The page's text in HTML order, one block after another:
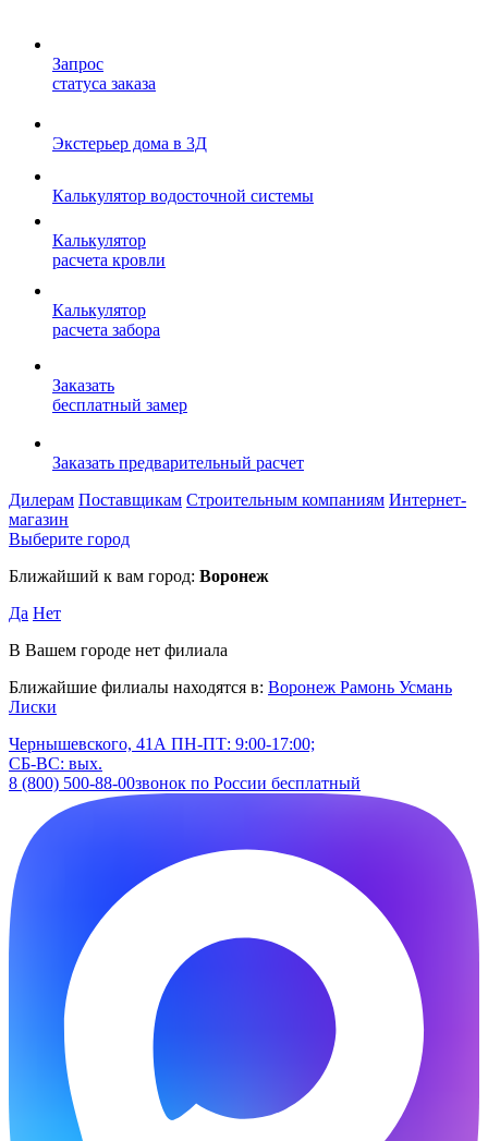
Запрос
статуса заказа
Экстерьер дома в 3Д
Калькулятор водосточной системы
Калькулятор
расчета кровли
Калькулятор
расчета забора
Заказать
бесплатный замер
Заказать предварительный расчет
Дилерам Поставщикам Строительным компаниям Интернет-
магазин
Выберите город
Ближайший к вам город: Воронеж
Да Нет
В Вашем городе нет филиала
Ближайшие филиалы находятся в: Воронеж Рамонь Усмань
Лиски
Чернышевского, 41А ПН-ПТ: 9:00-17:00;
СБ-ВС: вых.
8 (800) 500-88-00звонок по России бесплатный